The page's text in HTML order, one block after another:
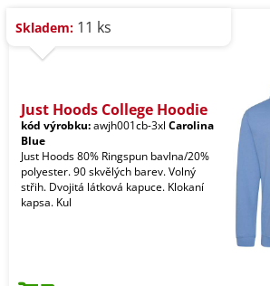
Skladem: 11 ks
Just Hoods College Hoodie
kód výrobku:awjh001cb-3xl Carolina
Blue
Just Hoods 80% Ringspun bavlna/20%
polyester. 90 skvělých barev. Volný
střih. Dvojitá látková kapuce. Klokaní
kapsa. Kul